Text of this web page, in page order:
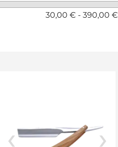
30,00 € - 390,00 €